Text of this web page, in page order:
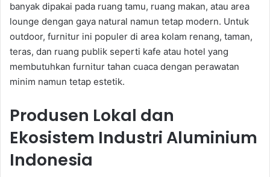
banyak dipakai pada ruang tamu, ruang makan, atau area
lounge dengan gaya natural namun tetap modern. Untuk
outdoor, furnitur ini populer di area kolam renang, taman,
teras, dan ruang publik seperti kafe atau hotel yang
membutuhkan furnitur tahan cuaca dengan perawatan
minim namun tetap estetik.
Produsen Lokal dan
Ekosistem Industri Aluminium
Indonesia